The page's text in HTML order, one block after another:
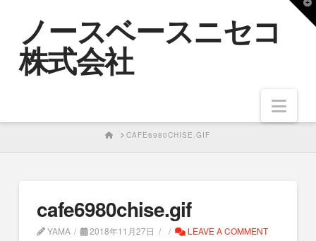
ノースベースニセコ
株式会社
HOMECAFE6980CHISE.GIF
cafe6980chise.gif
YAMA 2018年11月27日 LEAVE A COMMENT